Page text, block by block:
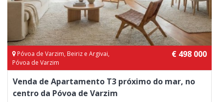
Póvoa de Varzim, Beiriz e Argivai,
Póvoa de Varzim
€ 498 000
Venda de Apartamento T3 próximo do mar, no
centro da Póvoa de Varzim